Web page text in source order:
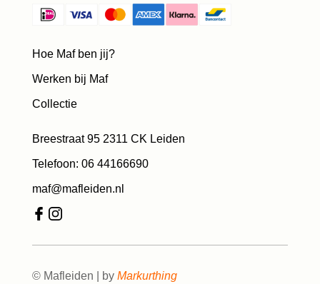
Hoe Maf ben jij?
Werken bij Maf
Collectie
Breestraat 95 2311 CK Leiden
Telefoon: 06 44166690
maf@mafleiden.nl
© Mafleiden | by Markurthing